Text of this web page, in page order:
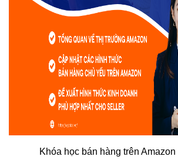
Khóa học bán hàng trên Amazon